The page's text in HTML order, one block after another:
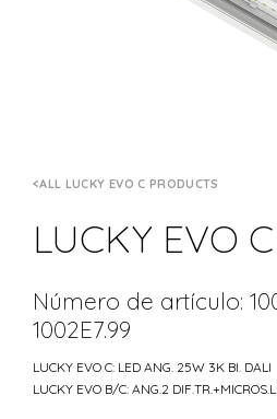
ALL LUCKY EVO C PRODUCTS
LUCKY EVO C
Número de artículo:
1002E7.99
LUCKY EVO C: LED ANG. 25W 3K BI. DALI
LUCKY EVO B/C: ANG.2